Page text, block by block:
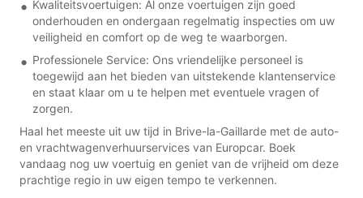
Kwaliteitsvoertuigen: Al onze voertuigen zijn goed
onderhouden en ondergaan regelmatig inspecties om uw
veiligheid en comfort op de weg te waarborgen.
Professionele Service: Ons vriendelijke personeel is
toegewijd aan het bieden van uitstekende klantenservice
en staat klaar om u te helpen met eventuele vragen of
zorgen.
Haal het meeste uit uw tijd in Brive-la-Gaillarde met de auto-
en vrachtwagenverhuurservices van Europcar. Boek
vandaag nog uw voertuig en geniet van de vrijheid om deze
prachtige regio in uw eigen tempo te verkennen.